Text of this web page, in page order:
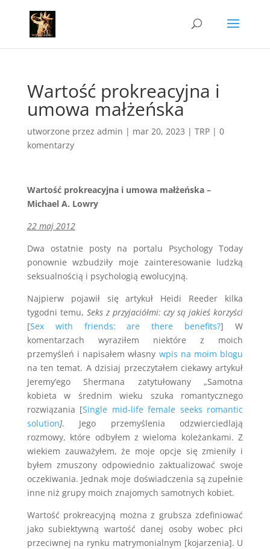
Wartość prokreacyjna i
umowa małżeńska
utworzone przez admin | mar 20, 2023 | TRP| 0
komentarzy
Wartość prokreacyjna i umowa małżeńska –
Michael A. Lowry
22 maj 2012
Dwa ostatnie posty na portalu Psychology Today
ponownie wzbudziły moje zainteresowanie ludzką
seksualnością i psychologią ewolucyjną.
Najpierw pojawił się artykuł Heidi Reeder kilka
tygodni temu, Seks z przyjaciółmi: czy są jakieś korzyści
[Sex with friends: are there benefits?] W
komentarzach wyraziłem niektóre z moich
przemyśleń i napisałem własny wpis na moim blogu
na ten temat. A dzisiaj przeczytałem ciekawy artykuł
Jeremy’ego Shermana zatytułowany „Samotna
kobieta w średnim wieku szuka romantycznego
rozwiązania [Single mid-life female seeks romantic
solution]. Jego przemyślenia odzwierciedlają
rozmowy, które odbyłem z wieloma koleżankami. Z
wiekiem zauważyłem, że moje opcje się zmieniły i
byłem zmuszony odpowiednio zaktualizować swoje
oczekiwania. Jednak moje doświadczenia są zupełnie
inne niż grupy moich znajomych samotnych kobiet.
Wartość prokreacyjną można z grubsza zdefiniować
jako subiektywną wartość danej osoby wobec płci
przeciwnej na rynku matrymonialnym [kojarzenia]. U